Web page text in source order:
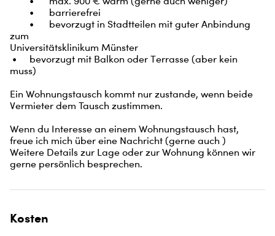
zum
Universitätsklinikum Münster
muss)
Ein Wohnungstausch kommt nur zustande, wenn beide
Vermieter dem Tausch zustimmen.
Wenn du Interesse an einem Wohnungstausch hast,
freue ich mich über eine Nachricht (gerne auch )
Weitere Details zur Lage oder zur Wohnung können wir
gerne persönlich besprechen.
Kosten